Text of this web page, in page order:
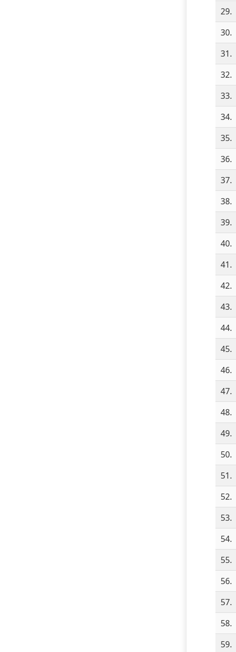
29.
30.
31.
32.
33.
34.
35.
36.
37.
38.
39.
40.
41.
42.
43.
44.
45.
46.
47.
48.
49.
50.
51.
52.
53.
54.
55.
56.
57.
58.
59.